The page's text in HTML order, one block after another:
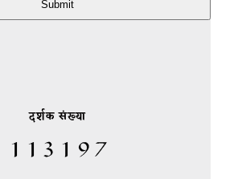
Submit
दर्शक संख्या